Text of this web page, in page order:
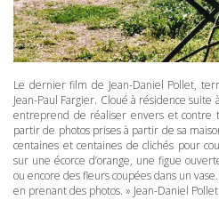
Le dernier film de Jean-Daniel Pollet,
Jean-Paul Fargier. Cloué à résidence
entreprend de réaliser envers et contre
partir de photos prises à partir de sa
centaines et centaines de clichés pour
sur une écorce d’orange, une figue
ou encore des fleurs coupées dans un
en prenant des photos. » Jean-Daniel Pollet